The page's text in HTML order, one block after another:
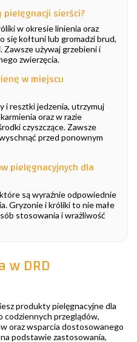
sierści?
w okresie linienia oraz
się kołtuni lub gromadzi brud,
używaj grzebieni i
zwierzęcia.
w miejscu
i resztki jedzenia, utrzymuj
oraz w razie
czyszczące. Zawsze
przed ponownym
pielęgnacyjnych dla
są wyraźnie odpowiednie
Gryzonie i króliki to nie małe
stosowania i wrażliwość
w DRD
produkty pielęgnacyjne dla
codziennych przeglądów,
oraz wsparcia dostosowanego
podstawie zastosowania,